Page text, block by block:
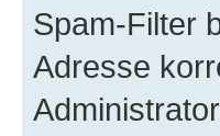
Spam-Filter
Adresse